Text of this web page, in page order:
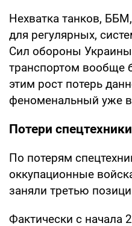
Нехватка танков,
для регулярных,
Сил обороны
транспортом вообще
этим рост потерь
феноменальный уже
Потери спецтехники
По потерям
оккупационные
заняли третью
Фактически с начала